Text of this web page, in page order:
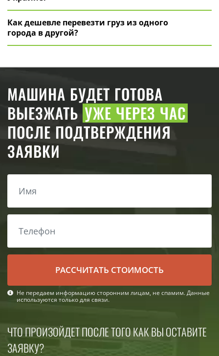
Как дешевле перевезти груз из одного
города в другой?
МАШИНА БУДЕТ ГОТОВА
ВЫЕЗЖАТЬ УЖЕ ЧЕРЕЗ ЧАС
ПОСЛЕ ПОДТВЕРЖДЕНИЯ
ЗАЯВКИ
РАСCЧИТАТЬ СТОИМОСТЬ
Не передаем информацию сторонним лицам, не спамим. Данные
используются только для связи.
ЧТО ПРОИЗОЙДЕТ ПОСЛЕ ТОГО КАК ВЫ ОСТАВИТЕ
ЗАЯВКУ?